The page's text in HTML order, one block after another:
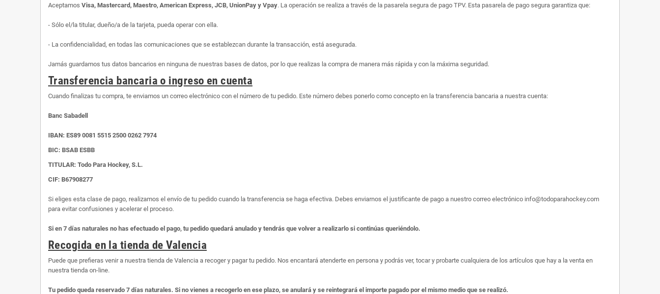
Aceptamos Visa, Mastercard, Maestro, American Express, JCB, UnionPay y Vpay. La operación se realiza a través de la pasarela segura de pago TPV. Esta pasarela de pago segura garantiza que:
- Sólo el/la titular, dueño/a de la tarjeta, pueda operar con ella.
- La confidencialidad, en todas las comunicaciones que se establezcan durante la transacción, está asegurada.
Jamás guardamos tus datos bancarios en ninguna de nuestras bases de datos, por lo que realizas la compra de manera más rápida y con la máxima seguridad.
Transferencia bancaria o ingreso en cuenta
Cuando finalizas tu compra, te enviamos un correo electrónico con el número de tu pedido. Este número debes ponerlo como concepto en la transferencia bancaria a nuestra cuenta:
Banc Sabadell
IBAN: ES89 0081 5515 2500 0262 7974
BIC: BSAB ESBB
TITULAR: Todo Para Hockey, S.L.
CIF: B67908277
Si eliges esta clase de pago, realizamos el envío de tu pedido cuando la transferencia se haga efectiva. Debes enviarnos el justificante de pago a nuestro correo electrónico info@todoparahockey.com
para evitar confusiones y acelerar el proceso.
Si en 7 días naturales no has efectuado el pago, tu pedido quedará anulado y tendrás que volver a realizarlo si continúas queriéndolo.
Recogida en la tienda de Valencia
Puede que prefieras venir a nuestra tienda de Valencia a recoger y pagar tu pedido. Nos encantará atenderte en persona y podrás ver, tocar y probarte cualquiera de los artículos que hay a la venta en
nuestra tienda on-line.
Tu pedido queda reservado 7 días naturales. Si no vienes a recogerlo en ese plazo, se anulará y se reintegrará el importe pagado por el mismo medio que se realizó.